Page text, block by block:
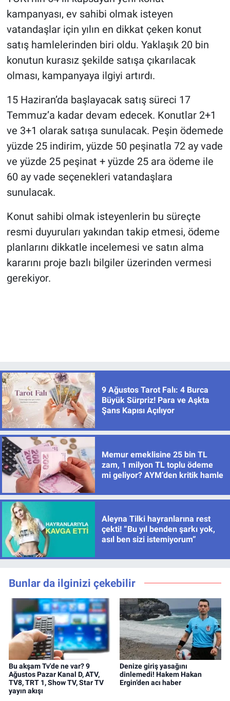
kampanyası, ev sahibi olmak isteyen
vatandaşlar için yılın en dikkat çeken konut
satış hamlelerinden biri oldu. Yaklaşık 20 bin
konutun kurasız şekilde satışa çıkarılacak
olması, kampanyaya ilgiyi artırdı.
15 Haziran’da başlayacak satış süreci 17
Temmuz’a kadar devam edecek. Konutlar 2+1
ve 3+1 olarak satışa sunulacak. Peşin ödemede
yüzde 25 indirim, yüzde 50 peşinatla 72 ay vade
ve yüzde 25 peşinat + yüzde 25 ara ödeme ile
60 ay vade seçenekleri vatandaşlara
sunulacak.
Konut sahibi olmak isteyenlerin bu süreçte
resmi duyuruları yakından takip etmesi, ödeme
planlarını dikkatle incelemesi ve satın alma
kararını proje bazlı bilgiler üzerinden vermesi
gerekiyor.
9 Ağustos Tarot Falı: 4 Burca
Büyük Sürpriz! Para ve Aşkta
Şans Kapısı Açılıyor
Memur emeklisine 25 bin TL
zam, 1 milyon TL toplu ödeme
mi geliyor? AYM’den kritik hamle
Aleyna Tilki hayranlarına rest
çekti! “Bu yıl benden şarkı yok,
asıl ben sizi istemiyorum”
Bunlar da ilginizi çekebilir
Bu akşam Tv'de ne var? 9
Ağustos Pazar Kanal D, ATV,
TV8, TRT 1, Show TV, Star TV
yayın akışı
Denize giriş yasağını
dinlemedi! Hakem Hakan
Ergin’den acı haber